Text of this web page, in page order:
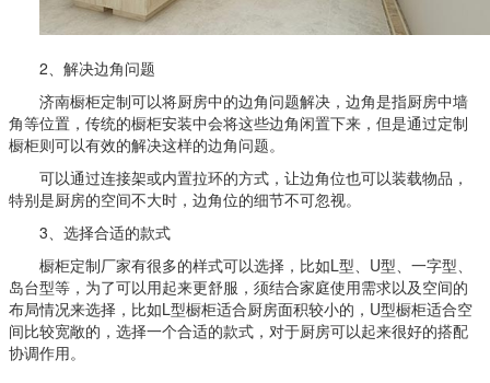
2、解决边角问题
济南橱柜定制可以将厨房中的边角问题解决，边角是指厨房中墙
角等位置，传统的橱柜安装中会将这些边角闲置下来，但是通过定制
橱柜则可以有效的解决这样的边角问题。
可以通过连接架或内置拉环的方式，让边角位也可以装载物品，
特别是厨房的空间不大时，边角位的细节不可忽视。
3、选择合适的款式
橱柜定制厂家有很多的样式可以选择，比如L型、U型、一字型、
岛台型等，为了可以用起来更舒服，须结合家庭使用需求以及空间的
布局情况来选择，比如L型橱柜适合厨房面积较小的，U型橱柜适合空
间比较宽敞的，选择一个合适的款式，对于厨房可以起来很好的搭配
协调作用。